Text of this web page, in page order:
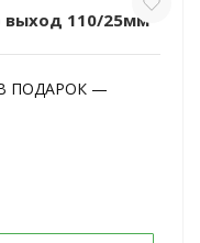
выход 110/25мм
ПОДАРОК —